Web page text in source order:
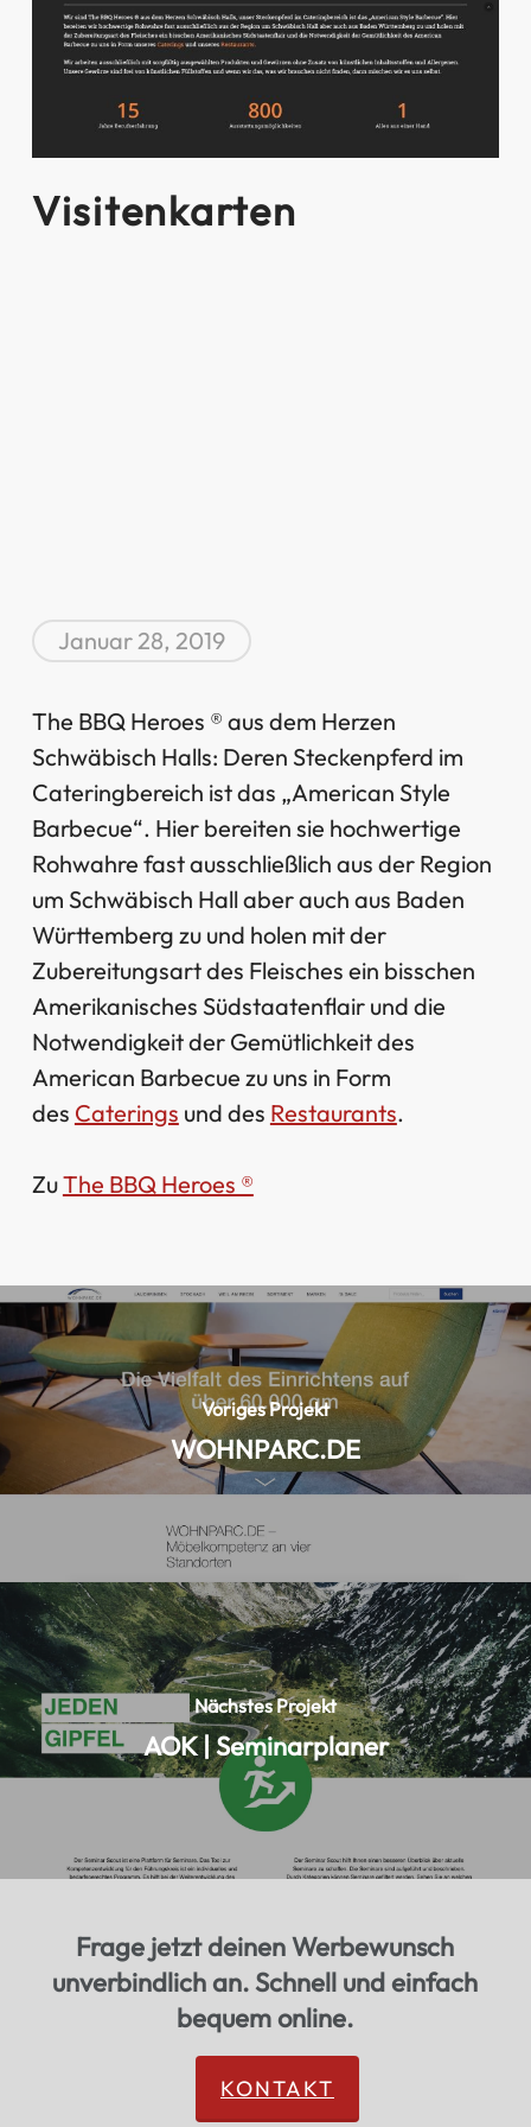
Visitenkarten
Januar 28, 2019
The BBQ Heroes ® aus dem Herzen
Schwäbisch Halls: Deren Steckenpferd im
Cateringbereich ist das „American Style
Barbecue“. Hier bereiten sie hochwertige
Rohwahre fast ausschließlich aus der Region
um Schwäbisch Hall aber auch aus Baden
Württemberg zu und holen mit der
Zubereitungsart des Fleisches ein bisschen
Amerikanisches Südstaatenflair und die
Notwendigkeit der Gemütlichkeit des
American Barbecue zu uns in Form
des Caterings und des Restaurants.
ZuThe BBQ Heroes ®
Voriges Projekt
WOHNPARC.DE
Nächstes Projekt
AOK | Seminarplaner
Frage jetzt deinen Werbewunsch
unverbindlich an. Schnell und einfach
bequem online.
KONTAKT